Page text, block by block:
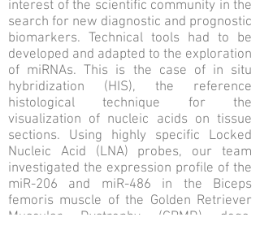
interest of the scientific community in the
search for new diagnostic and prognostic
biomarkers. Technical tools had to be
developed and adapted to the exploration
of miRNAs. This is the case of in situ
hybridization (HIS), the reference
histological technique for the
visualization of nucleic acids on tissue
sections. Using highly specific Locked
Nucleic Acid (LNA) probes, our team
investigated the expression profile of the
miR-206 and miR-486 in the Biceps
femoris muscle of the Golden Retriever
Muscular Dystrophy (GRMD) dogs,